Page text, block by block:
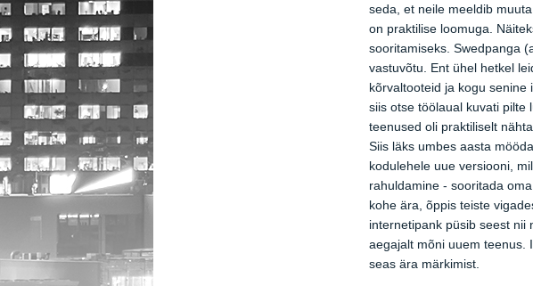
seda, et neile meeldib
on praktilise loomuga.
sooritamiseks. Swedpanga
vastuvõtu. Ent ühel hetkel
kõrvaltooteid ja kogu senine
siis otse töölaual kuvati pilte
teenused oli praktiliselt
Siis läks umbes aasta
kodulehele uue versiooni,
rahuldamine - sooritada
kohe ära, õppis teiste
internetipank püsib seest nii
aegajalt mõni uuem teenus.
seas ära märkimist.